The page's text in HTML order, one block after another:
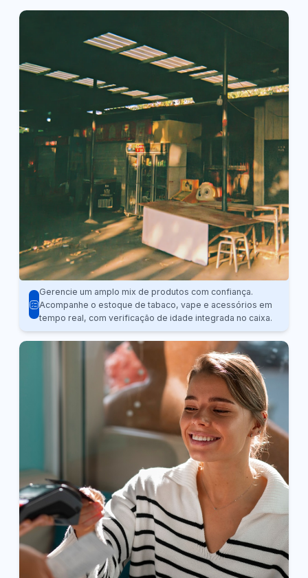
Gerencie um amplo mix de produtos com confiança.
Acompanhe o estoque de tabaco, vape e acessórios em
tempo real, com verificação de idade integrada no caixa.